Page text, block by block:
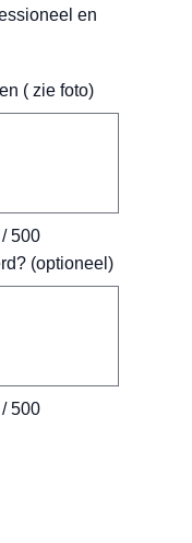
en
( zie foto)
500
(optioneel)
500